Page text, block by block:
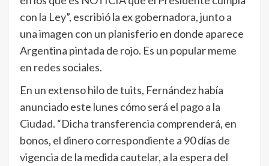
con la Ley”, escribió la ex gobernadora, junto a
una imagen con un planisferio en donde aparece
Argentina pintada de rojo. Es un popular meme
en redes sociales.
En un extenso hilo de tuits, Fernández había
anunciado este lunes cómo será el pago a la
Ciudad. “Dicha transferencia comprenderá, en
bonos, el dinero correspondiente a 90 días de
vigencia de la medida cautelar, a la espera del